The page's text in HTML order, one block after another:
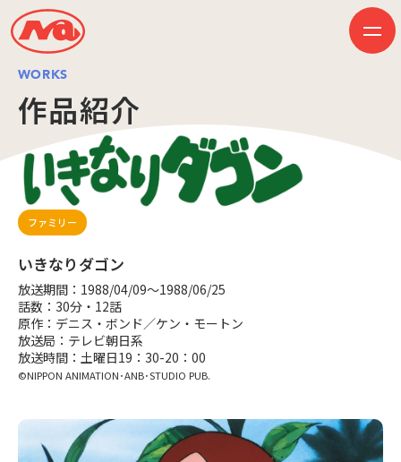
〒104-0061
HOME
ニュース
ビジネス
作品紹介
会社案内
創業50周年記念ページ
音楽配信
採用情報
プレスリリース
お問い合わせ
WORKS
作品紹介
ファミリー
いきなりダゴン
放送期間：1988/04/09～1988/06/25
話数：30分・12話
原作：デニス・ボンド／ケン・モートン
放送局：テレビ朝日系
放送時間：土曜日19：30-20：00
©NIPPON ANIMATION･ANB･STUDIO PUB.